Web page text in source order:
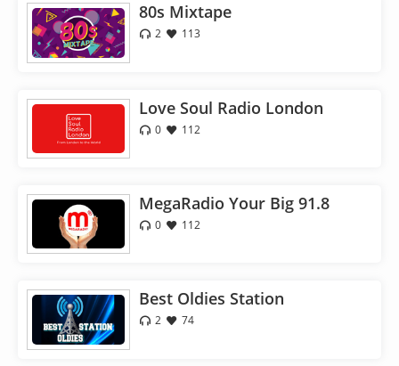
80s Mixtape
2 113
Love Soul Radio London
0 112
MegaRadio Your Big 91.8
0 112
Best Oldies Station
2 74